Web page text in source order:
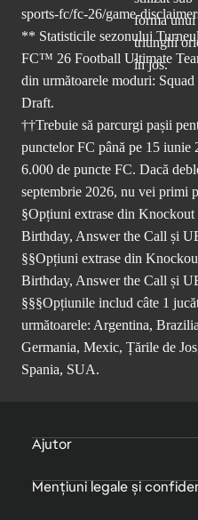
sports-fc/fc-26/game-
** Statisticile sezonului
FC™ 26 Football Ultimate
din următoarele moduri:
Draft.
††Trebuie să parcurgi pașii
punctelor FC până pe 15 iunie
6.000 de puncte FC. Dacă
septembrie 2026, nu vei primi
§Opțiuni extrase din
Birthday, Answer the Call și
§§Opțiuni extrase din
Birthday, Answer the Call și
§§§Opțiunile includ câte 1
următoarele: Argentina,
Germania, Mexic, Țările de
Spania, SUA.
Ajutor
Mențiuni legale și